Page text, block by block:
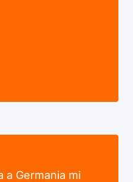
a Germania mi